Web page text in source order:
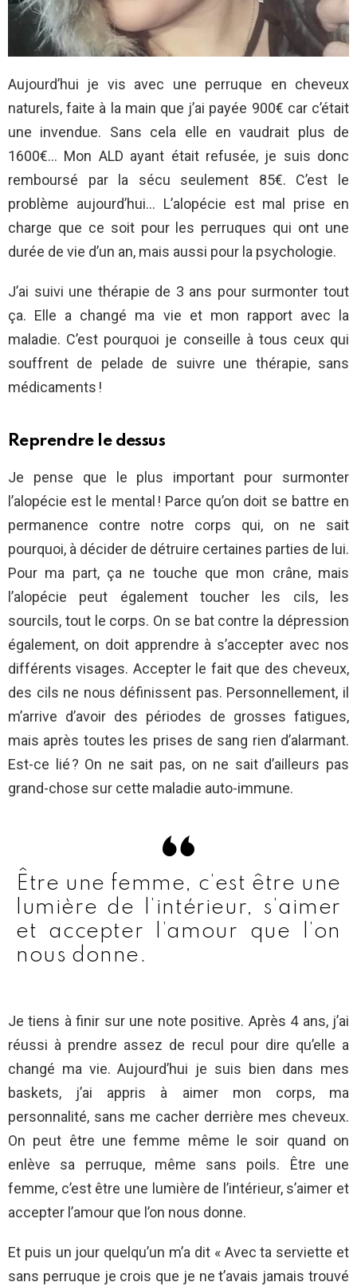
Aujourd’hui je vis avec une perruque en cheveux
naturels, faite à la main que j’ai payée 900€ car c’était
une invendue. Sans cela elle en vaudrait plus de
1600€… Mon ALD ayant était refusée, je suis donc
remboursé par la sécu seulement 85€. C’est le
problème aujourd’hui… L’alopécie est mal prise en
charge que ce soit pour les perruques qui ont une
durée de vie d’un an, mais aussi pour la psychologie.
J’ai suivi une thérapie de 3 ans pour surmonter tout
ça. Elle a changé ma vie et mon rapport avec la
maladie. C’est pourquoi je conseille à tous ceux qui
souffrent de pelade de suivre une thérapie, sans
médicaments !
Reprendre le dessus
Je pense que le plus important pour surmonter
l’alopécie est le mental ! Parce qu’on doit se battre en
permanence contre notre corps qui, on ne sait
pourquoi, à décider de détruire certaines parties de lui.
Pour ma part, ça ne touche que mon crâne, mais
l’alopécie peut également toucher les cils, les
sourcils, tout le corps. On se bat contre la dépression
également, on doit apprendre à s’accepter avec nos
différents visages. Accepter le fait que des cheveux,
des cils ne nous définissent pas. Personnellement, il
m’arrive d’avoir des périodes de grosses fatigues,
mais après toutes les prises de sang rien d’alarmant.
Est-ce lié ? On ne sait pas, on ne sait d’ailleurs pas
grand-chose sur cette maladie auto-immune.
Être une femme, c’est être une
lumière de l’intérieur, s’aimer
et accepter l’amour que l’on
nous donne.
Je tiens à finir sur une note positive. Après 4 ans, j’ai
réussi à prendre assez de recul pour dire qu’elle a
changé ma vie. Aujourd’hui je suis bien dans mes
baskets, j’ai appris à aimer mon corps, ma
personnalité, sans me cacher derrière mes cheveux.
On peut être une femme même le soir quand on
enlève sa perruque, même sans poils. Être une
femme, c’est être une lumière de l’intérieur, s’aimer et
accepter l’amour que l’on nous donne.
Et puis un jour quelqu’un m’a dit « Avec ta serviette et
sans perruque je crois que je ne t’avais jamais trouvé